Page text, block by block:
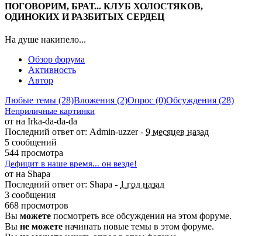
ПОГОВОРИМ, БРАТ... КЛУБ ХОЛОСТЯКОВ,
ОДИНОКИХ И РАЗБИТЫХ СЕРДЕЦ
На душе накипело...
Обзор форума
Активность
Автор
Любые темы (28)Вложения (2)Опрос (0)Обсуждения (28)
Неприличные картинки
от на Irka-da-da-da
Последний ответ от: Admin-uzzer - 9 месяцев назад
5 сообщений
544 просмотра
Дефицит в наше время... он везде!
от на Shapa
Последний ответ от: Shapa - 1 год назад
3 сообщения
668 просмотров
Вы можете посмотреть все обсуждения на этом форуме.
Вы не можете начинать новые темы в этом форуме.